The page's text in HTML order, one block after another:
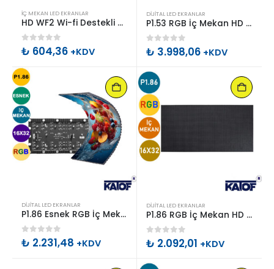
İÇ MEKAN LED EKRANLAR
HD WF2 Wi-fi Destekli RGB Led Panel Kontrol Kartı
0 out of 5
₺ 604,36 +KDV
DIJITAL LED EKRANLAR
P1.53 RGB İç Mekan HD Led Ekran Paneli 16x32cm
0 out of 5
₺ 3.998,06 +KDV
DIJITAL LED EKRANLAR
P1.86 Esnek RGB İç Mekan HD Led Ekran Paneli 16x32cm
0 out of 5
₺ 2.231,48 +KDV
DIJITAL LED EKRANLAR
P1.86 RGB İç Mekan HD Led Ekran Paneli 16x32cm (A KALİTE)
0 out of 5
₺ 2.092,01 +KDV